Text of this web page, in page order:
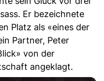
Er bezeichnete
Platz als «eines der
Partner, Peter
von der
angeklagt.